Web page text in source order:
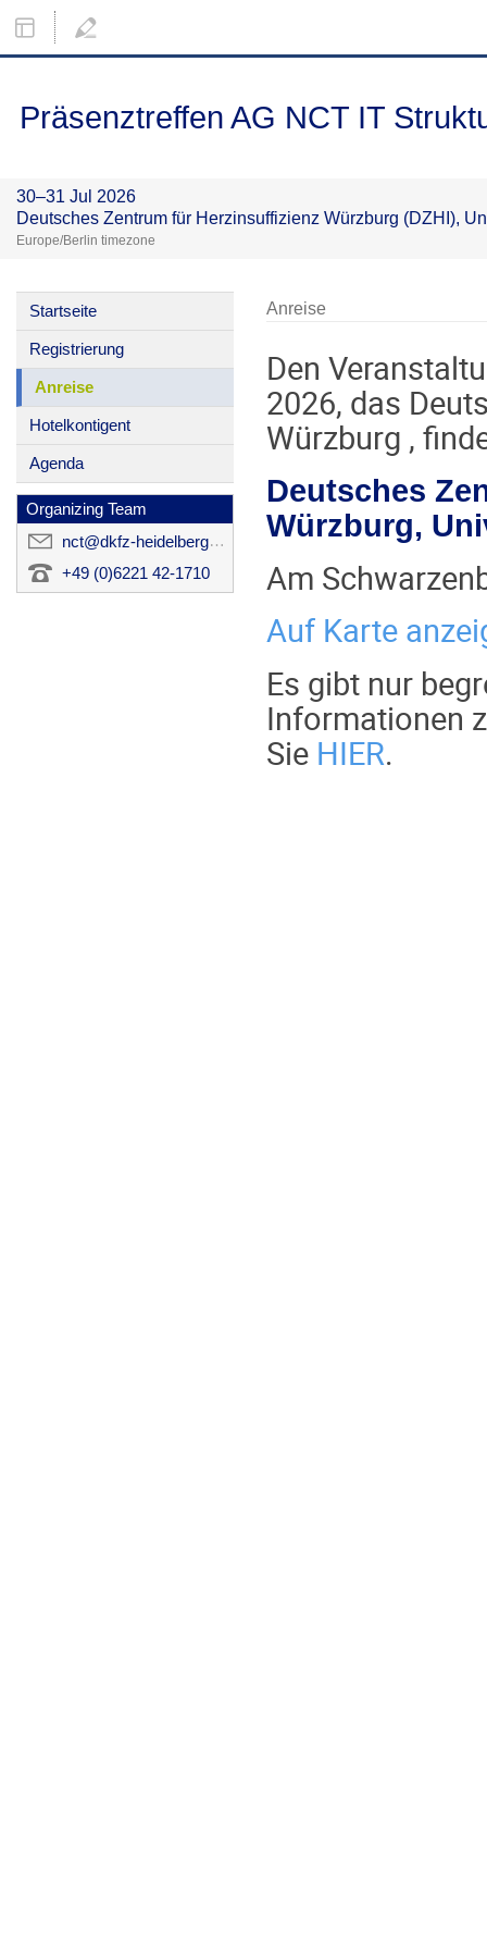
Präsenztreffen AG NCT IT
30–31 Jul 2026
Deutsches Zentrum für Herzinsuffizienz Würzburg (DZHI),
Europe/Berlin timezone
Startseite
Registrierung
Anreise
Hotelkontigent
Agenda
Organizing Team
nct@dkfz-heidelberg.de
+49 (0)6221 42-1710
Anreise
Den
2026, das
Würzburg ,
Deutsches
Würzburg,
Am
Auf Karte
Es gibt nur
Informationen
Sie HIER.